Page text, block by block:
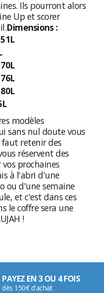
Ils pourront alors
Up et scorer
Dimensions :
modèles
sans nul doute vous
faut retenir des
réservent des
prochaines
à l'abri d'une
ou d'une semaine
et c'est dans ces
le coffre sera une
!
PAYEZ EN 3 OU 4 FOIS
dès 150€ d'achat